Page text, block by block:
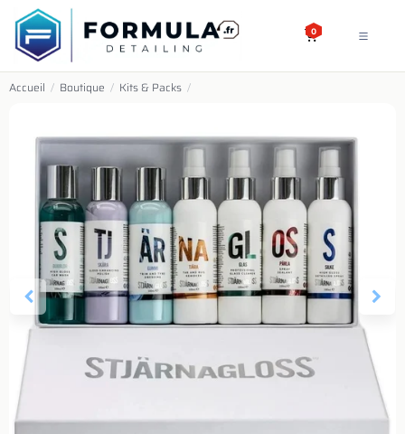
SE RENDRE AU CONTENU
0
Accueil / Boutique / Kits & Packs /